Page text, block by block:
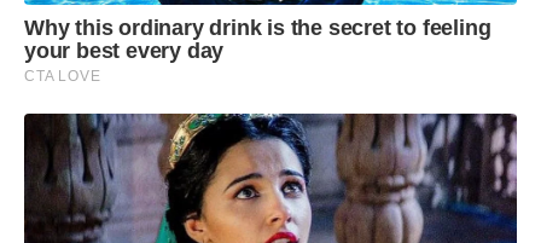
Why this ordinary drink is the secret to feeling
your best every day
CTA LOVE